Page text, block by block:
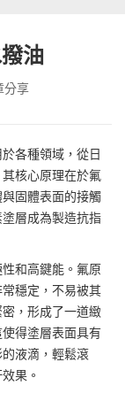
油
分享
各種領域，從日
核心原理在於氟
固體表面的接觸
層成為製造抗指
和高鍵能。氟原
穩定，不易被其
，形成了一道緻
得塗層表面具有
液滴，輕鬆滾
果。